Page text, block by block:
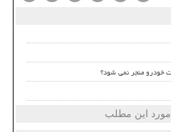
خودرو منجر نمی شود؟
مورد این مطلب